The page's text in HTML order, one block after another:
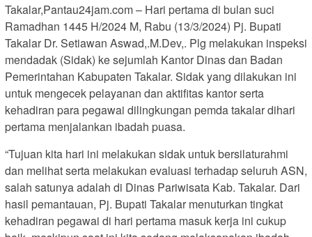
Takalar,Pantau24jam.com – Hari pertama di bulan suci
Ramadhan 1445 H/2024 M, Rabu (13/3/2024) Pj. Bupati
Takalar Dr. Setiawan Aswad,.M.Dev,. Plg melakukan inspeksi
mendadak (Sidak) ke sejumlah Kantor Dinas dan Badan
Pemerintahan Kabupaten Takalar. Sidak yang dilakukan ini
untuk mengecek pelayanan dan aktifitas kantor serta
kehadiran para pegawai dilingkungan pemda takalar dihari
pertama menjalankan ibadah puasa.
“Tujuan kita hari ini melakukan sidak untuk bersilaturahmi
dan melihat serta melakukan evaluasi terhadap seluruh ASN,
salah satunya adalah di Dinas Pariwisata Kab. Takalar. Dari
hasil pemantauan, Pj. Bupati Takalar menuturkan tingkat
kehadiran pegawai di hari pertama masuk kerja ini cukup